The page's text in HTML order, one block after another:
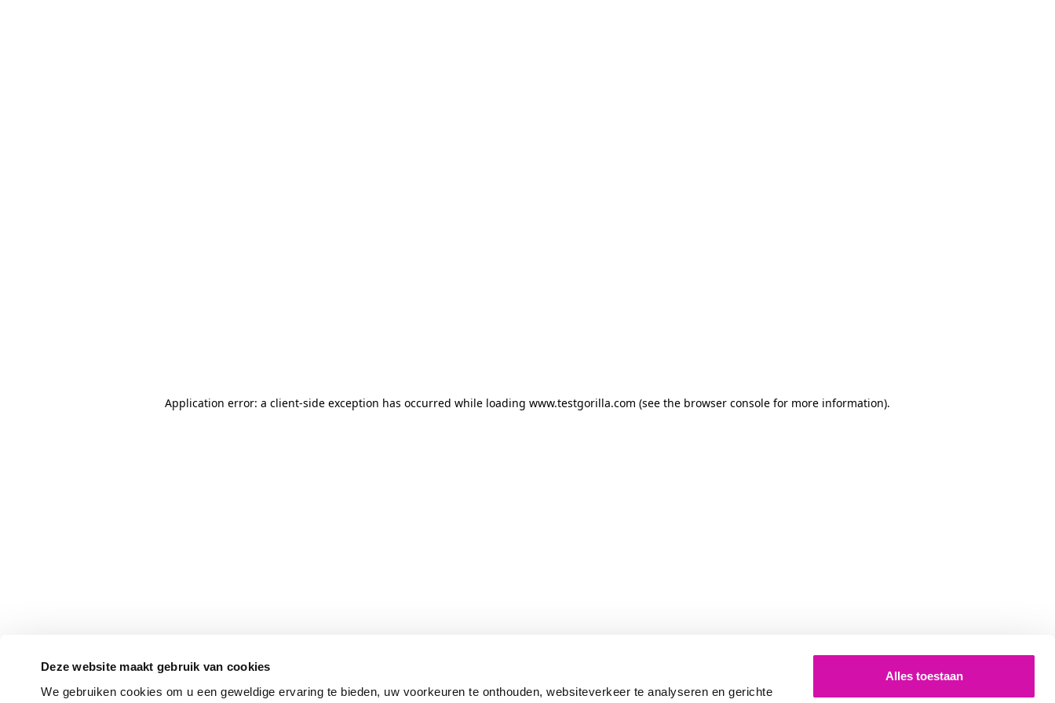
Deze website maakt gebruik van cookies
We gebruiken cookies om u een geweldige ervaring te bieden, uw voorkeuren te onthouden, websiteverkeer te analyseren en gerichte
Alles toestaan
Application error: a client-side exception has occurred while loading www.testgorilla.com (see the browser console for more information).